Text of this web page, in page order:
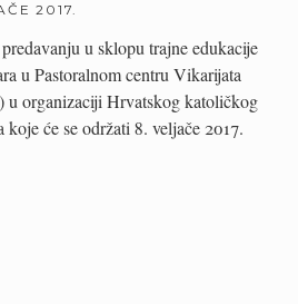
2017.
u sklopu trajne edukacije
u Pastoralnom centru Vikarijata
u organizaciji Hrvatskog katoličkog
koje će se održati 8. veljače 2017.